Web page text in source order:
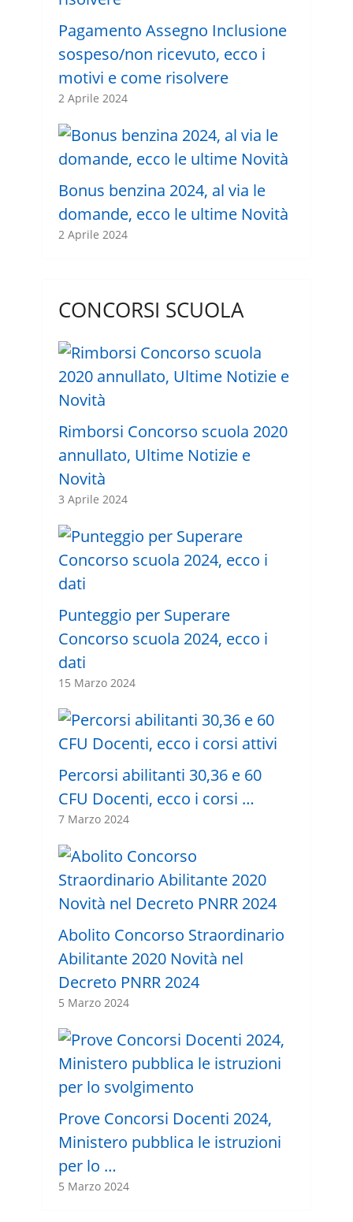
Pagamento Assegno Inclusione
sospeso/non ricevuto, ecco i
motivi e come risolvere
2 Aprile 2024
Bonus benzina 2024, al via le
domande, ecco le ultime Novità
2 Aprile 2024
CONCORSI SCUOLA
Rimborsi Concorso scuola 2020
annullato, Ultime Notizie e
Novità
3 Aprile 2024
Punteggio per Superare
Concorso scuola 2024, ecco i
dati
15 Marzo 2024
Percorsi abilitanti 30,36 e 60
CFU Docenti, ecco i corsi …
7 Marzo 2024
Abolito Concorso Straordinario
Abilitante 2020 Novità nel
Decreto PNRR 2024
5 Marzo 2024
Prove Concorsi Docenti 2024,
Ministero pubblica le istruzioni
per lo …
5 Marzo 2024